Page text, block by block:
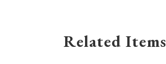
Related Items